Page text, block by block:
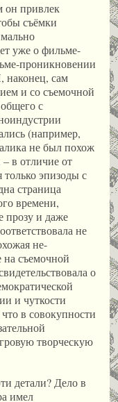
он привлек
съёмки
уже о фильме-
проникновении
наконец, сам
и со съемочной
с
(например,
не был похож
в отличие от
только эпизоды с
страница
времени,
прозу и даже
не
не-
на съемочной
о
и чуткости
в совокупности
творческую
детали? Дело в
имел